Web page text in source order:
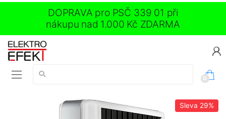
DOPRAVA pro PSČ 339 01 při
nákupu nad 1.000 Kč ZDARMA
Vyhledávání:
0
Sleva 29%